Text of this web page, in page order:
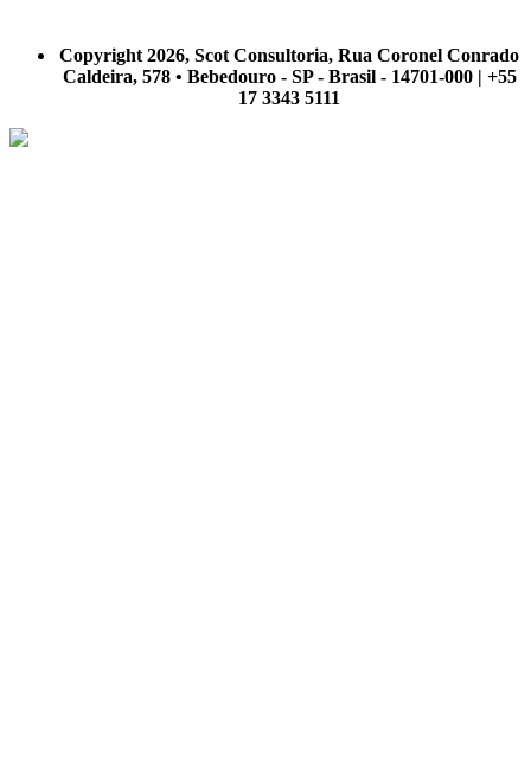
Copyright 2026, Scot Consultoria, Rua Coronel Conrado
Caldeira, 578 • Bebedouro - SP - Brasil - 14701-000 | +55
17 3343 5111